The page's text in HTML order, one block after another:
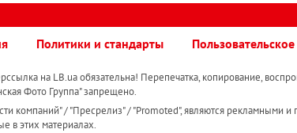
Политики и стандарты
на LB.ua обязательна! Перепечатка, копирование,
Фото Группа" запрещено.
компаний" / "Пресрелиз" / "Promoted", являются рекламными и
в этих материалах.